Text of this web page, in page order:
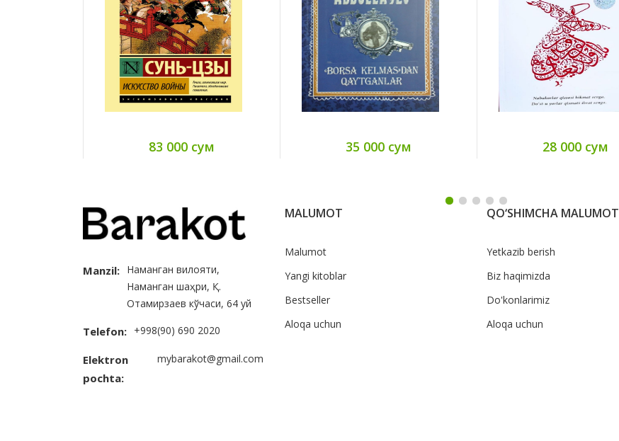
83 000 сум 35 000 сум 28 000 сум
Manzil: Наманган вилояти,
Наманган шаҳри, Қ.
Отамирзаев кўчаси, 64 уй
Telefon: +998(90) 690 2020
Elektron
pochta:
mybarakot@gmail.com
MALUMOT
Malumot
Yangi kitoblar
Bestseller
Aloqa uchun
QO‘SHIMCHA MALUMOT
Yetkazib berish
Biz haqimizda
Do'konlarimiz
Aloqa uchun